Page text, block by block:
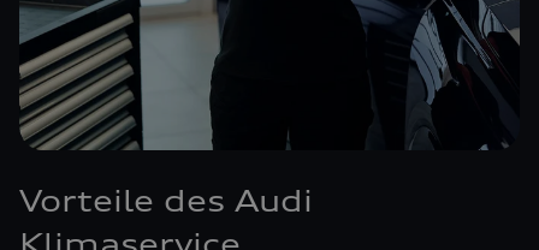
Vorteile des Audi